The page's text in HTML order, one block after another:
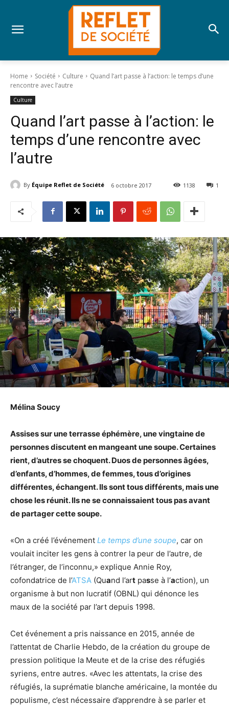
Home Société Culture
Quand l’art passe à l’action: le temps d’une
rencontre avec l’autre
Culture
Quand l’art passe à l’action: le
temps d’une rencontre avec
l’autre
By Équipe Reflet de Société 6 octobre 2017 1
1138
Mélina Soucy
Assises sur une terrasse éphémère, une vingtaine de
personnes discutent en mangeant une soupe. Certaines
rient, d’autres se choquent. Duos de personnes âgées,
d’enfants, d’hommes, de femmes, tous d’origines
différentes, échangent. Ils sont tous différents, mais une
chose les réunit. Ils ne se connaissaient tous pas avant
de partager cette soupe.
«On a créé l’événement Le temps d’une soupe, car on
voulait inciter les gens à contrer la peur de l’autre, de
l’étranger, de l’inconnu,» explique Annie Roy,
cofondatrice de l’ATSA (Quand l’art passe à l’action), un
organisme à but non lucratif (OBNL) qui dénonce les
maux de la société par l’art depuis 1998.
Cet événement a pris naissance en 2015, année de
l’attentat de Charlie Hebdo, de la création du groupe de
pression politique la Meute et de la crise des réfugiés
syriens, entre autres. «Avec les attentats, la crise des
réfugiés, la suprématie blanche américaine, la montée du
populisme, c’est nécessaire d’apprendre à se parler et